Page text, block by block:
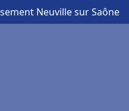
Neuville sur Saône